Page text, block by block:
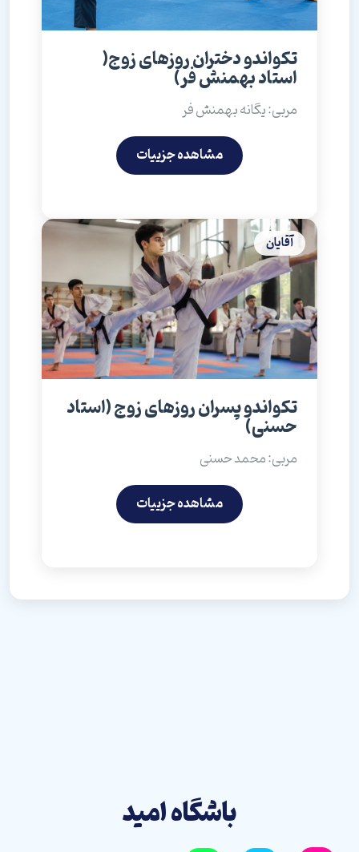
تکواندو دختران روزهای زوج(
استاد بهمنش فر)
مربی: یگانه بهمنش فر
مشاهده جزییات
آقایان
تکواندو پسران روزهای زوج (استاد
حسنی)
مربی: محمد حسنی
مشاهده جزییات
باشگاه امید